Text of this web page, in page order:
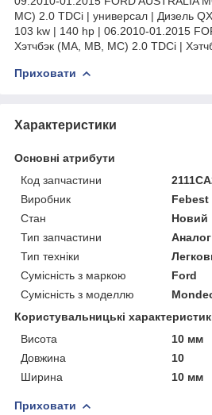
MC) 2.0 TDCi | универсал | Дизель
103 kw | 140 hp | 06.2010-01.2015
Хэтчбэк (MA, MB, MC) 2.0 TDCi |
Приховати
Характеристики
Основні атрибути
Код запчастини
Виробник
Febest
Стан
Новий
Тип запчастини
Аналог
Тип техніки
Сумісність з маркою
Ford
Сумісність з моделлю
Користувальницькі
Висота
10 мм
Довжина
10
Ширина
10 мм
Приховати